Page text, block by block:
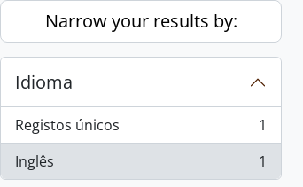
Skip to main content
Narrow your results by:
Idioma
Registos únicos
, 1 resultados
1
Inglês
, 1 resultados 1